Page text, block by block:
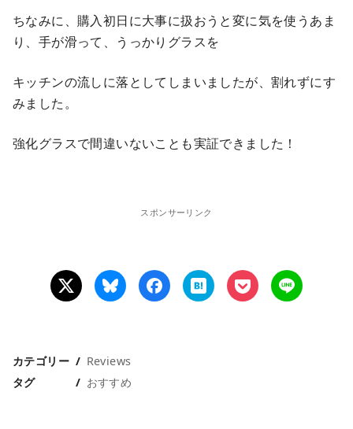
ちなみに、購入初日に大事に扱おうと変に気を使うあま
り、手が滑って、うっかりグラスを
キッチンの流しに落としてしまいましたが、割れずにす
みました。
強化グラスで間違いないことも実証できました！
スポンサーリンク
カテゴリー
Reviews
タグ
おすすめ